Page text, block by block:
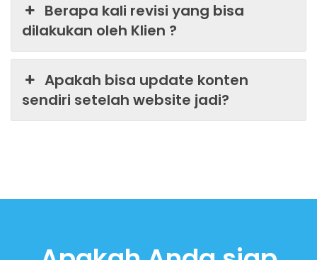
Berapa kali revisi yang bisa
dilakukan oleh Klien ?
Apakah bisa update konten
sendiri setelah website jadi?